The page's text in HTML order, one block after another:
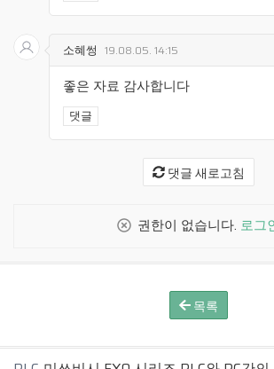
소혜썽 19.08.05. 14:15
좋은 자료 감사합니다
댓글
댓글 새로고침
권한이 없습니다. 로그
목록